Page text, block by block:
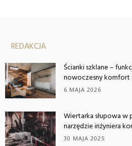
REDAKCJA
Ścianki szklane –
nowoczesny komfort
6 MAJA 2026
Wiertarka słupowa
narzędzie inżyniera
30 MAJA 2025